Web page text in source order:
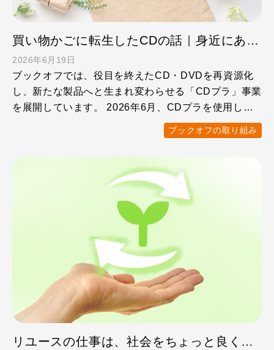
買い物かごに転生したCDの話｜身近にあるサステナブル
2026年6月19日
ブックオフでは、役目を終えたCD・DVDを再資源化
し、新たな製品へと生まれ変わらせる「CDプラ」事業
を展開しています。 2026年6月、CDプラを使用した
ブックオフの取り組み
リユースの仕事は、社会をちょっと良くする仕事。ブックオフで働く意義